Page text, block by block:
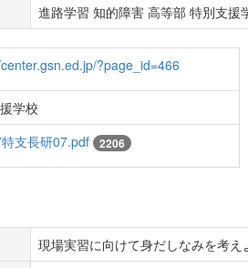
進路学習 知的障害 高等部 特別支援
?page_id=466
学校
支長研07.pdf 2206
現場実習に向けて身だしなみを考え